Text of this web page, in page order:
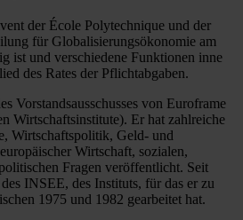
der École Polytechnique und der
für Globalisierungsökonomie am
ist und verschiedene Funktionen inne
des Rates der Pflichtabgaben.
Vorstandsausschusses von Euroframe
Wirtschaftsinstitute). Er hat zahlreiche
Wirtschaftspolitik, Geld- und
Wirtschaft, sozialen,
Fragen veröffentlicht. Seit
INSEE, des Instituts, für das er zu
1975 und 1982 gearbeitet hat.